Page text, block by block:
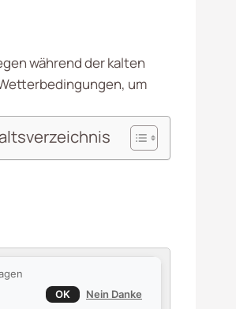
während der kalten
um
OK Nein Danke